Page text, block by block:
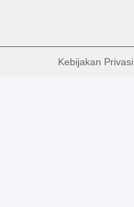
Kebijakan Privasi